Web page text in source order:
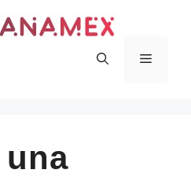
Menu
una